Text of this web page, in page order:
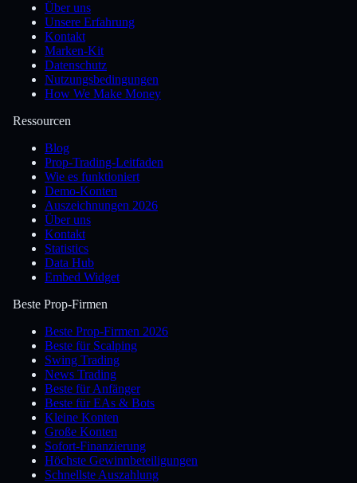
Über uns
Unsere Erfahrung
Kontakt
Marken-Kit
Datenschutz
Nutzungsbedingungen
How We Make Money
Ressourcen
Blog
Prop-Trading-Leitfaden
Wie es funktioniert
Demo-Konten
Auszeichnungen 2026
Über uns
Kontakt
Statistics
Data Hub
Embed Widget
Beste Prop-Firmen
Beste Prop-Firmen 2026
Beste für Scalping
Swing Trading
News Trading
Beste für Anfänger
Beste für EAs & Bots
Kleine Konten
Große Konten
Sofort-Finanzierung
Höchste Gewinnbeteiligungen
Schnellste Auszahlung